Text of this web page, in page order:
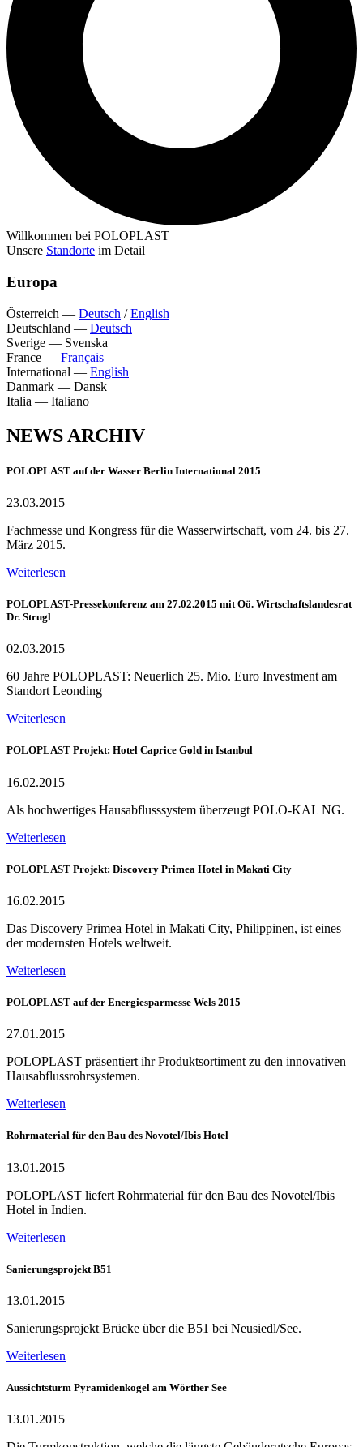
Willkommen bei POLOPLAST
Unsere Standorte im Detail
Europa
Österreich — Deutsch /English
Deutschland — Deutsch
Sverige — Svenska
France — Français
International — English
Danmark — Dansk
Italia — Italiano
NEWS ARCHIV
POLOPLAST auf der Wasser Berlin International 2015
23.03.2015
Fachmesse und Kongress für die Wasserwirtschaft, vom 24. bis 27.
März 2015.
Weiterlesen
POLOPLAST-Pressekonferenz am 27.02.2015 mit Oö. Wirtschaftslandesrat
Dr. Strugl
02.03.2015
60 Jahre POLOPLAST: Neuerlich 25. Mio. Euro Investment am
Standort Leonding
Weiterlesen
POLOPLAST Projekt: Hotel Caprice Gold in Istanbul
16.02.2015
Als hochwertiges Hausabflusssystem überzeugt POLO-KAL NG.
Weiterlesen
POLOPLAST Projekt: Discovery Primea Hotel in Makati City
16.02.2015
Das Discovery Primea Hotel in Makati City, Philippinen, ist eines
der modernsten Hotels weltweit.
Weiterlesen
POLOPLAST auf der Energiesparmesse Wels 2015
27.01.2015
POLOPLAST präsentiert ihr Produktsortiment zu den innovativen
Hausabflussrohrsystemen.
Weiterlesen
Rohrmaterial für den Bau des Novotel/Ibis Hotel
13.01.2015
POLOPLAST liefert Rohrmaterial für den Bau des Novotel/Ibis
Hotel in Indien.
Weiterlesen
Sanierungsprojekt B51
13.01.2015
Sanierungsprojekt Brücke über die B51 bei Neusiedl/See.
Weiterlesen
Aussichtsturm Pyramidenkogel am Wörther See
13.01.2015